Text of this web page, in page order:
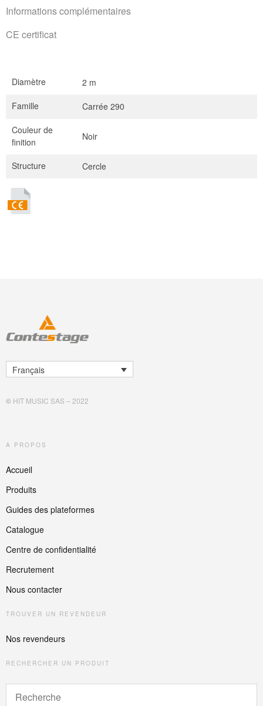
Informations complémentaires
CE certificat
Diamètre
2 m
Famille
Carrée 290
Couleur de
finition
Noir
Structure Cercle
Français
© HIT MUSIC SAS – 2022
A PROPOS
Accueil
Produits
Guides des plateformes
Catalogue
Centre de confidentialité
Recrutement
Nous contacter
TROUVER UN REVENDEUR
Nos revendeurs
RECHERCHER UN PRODUIT